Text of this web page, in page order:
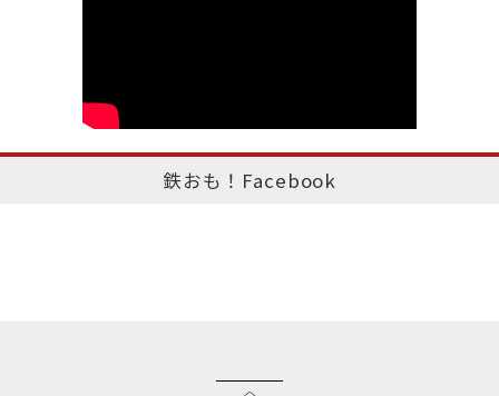
鉄おも！Facebook